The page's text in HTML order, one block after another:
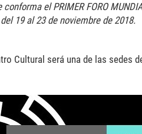
conforma el PRIMER FORO
19 al 23 de noviembre de 2018.
Cultural será una de las sedes
clacso.jpg